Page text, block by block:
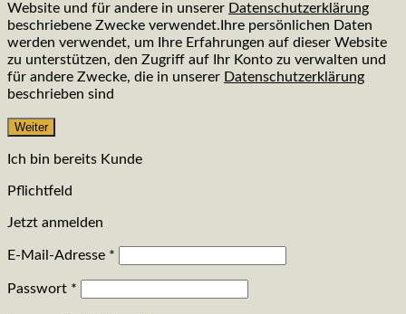
Website und für andere in unserer Datenschutzerklärung
beschriebene Zwecke verwendet.Ihre persönlichen Daten
werden verwendet, um Ihre Erfahrungen auf dieser Website
zu unterstützen, den Zugriff auf Ihr Konto zu verwalten und
für andere Zwecke, die in unserer Datenschutzerklärung
beschrieben sind
Weiter
Ich bin bereits Kunde
Pflichtfeld
Jetzt anmelden
E-Mail-Adresse *
Passwort *